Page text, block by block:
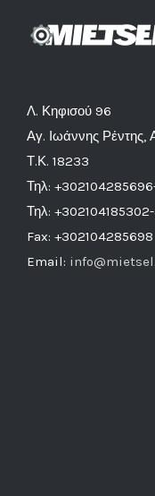
Λ. Κηφισού 96
Αγ. Ιωάννης Ρέντης,
Τ.Κ. 18233
Τηλ:
Τηλ:
Fax: +302104285698
Email: